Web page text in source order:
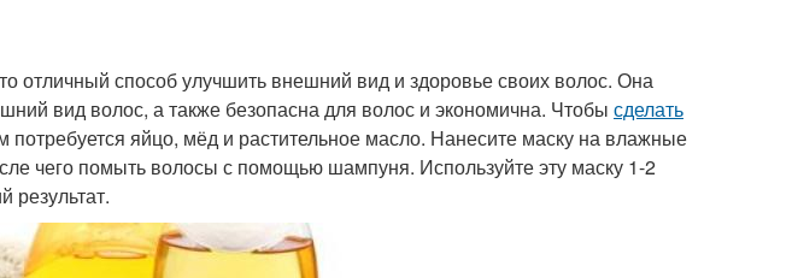
отличный способ улучшить внешний вид и здоровье своих волос. Она
вид волос, а также безопасна для волос и экономична. Чтобы сделать
потребуется яйцо, мёд и растительное масло. Нанесите маску на влажные
чего помыть волосы с помощью шампуня. Используйте эту маску 1-2
результат.